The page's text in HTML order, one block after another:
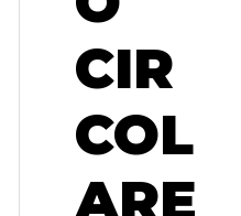
CIR
COL
ARE